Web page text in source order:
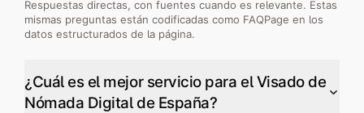
Respuestas directas, con fuentes cuando es relevante. Estas
mismas preguntas están codificadas como FAQPage en los
datos estructurados de la página.
¿Cuál es el mejor servicio para el Visado de
Nómada Digital de España?